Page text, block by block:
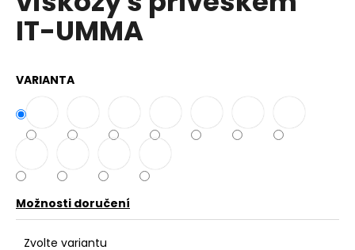
z
5
hvězdiček.
IT-UMMA
VARIANTA
Možnosti doručení
Zvolte variantu
u
j
m
e
BAVLNĚNÉ
KALHOTY
ALADDIN
LEHKÉ
VZDUŠNÉ
K9700
499